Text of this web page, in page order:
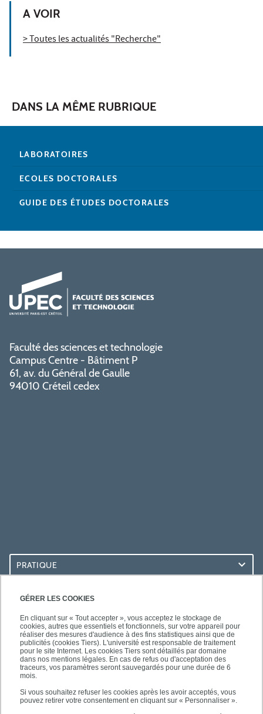
GÉRER LES COOKIES
En cliquant sur « Tout accepter », vous acceptez le stockage de
cookies, autres que essentiels et fonctionnels, sur votre appareil pour
réaliser des mesures d'audience à des fins statistiques ainsi que de
publicités (cookies Tiers). L'université est responsable de traitement
pour le site Internet. Les cookies Tiers sont détaillés par domaine
dans nos mentions légales. En cas de refus ou d'acceptation des
traceurs, vos paramètres seront sauvegardés pour une durée de 6
mois.
Si vous souhaitez refuser les cookies après les avoir acceptés, vous
pouvez retirer votre consentement en cliquant sur « Personnaliser ».
A VOIR
> Toutes les actualités "Recherche"
DANS LA MÊME RUBRIQUE
LABORATOIRES
ECOLES DOCTORALES
GUIDE DES ÉTUDES DOCTORALES
Faculté des sciences et technologie
Campus Centre - Bâtiment P
61, av. du Général de Gaulle
94010 Créteil cedex
PRATIQUE
ACCÈS RAPIDES
SUIVEZ-NOUS